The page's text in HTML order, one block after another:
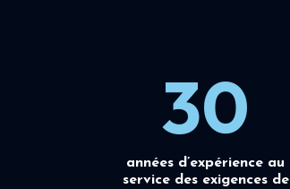
30
années d’expérience au
service des exigences de